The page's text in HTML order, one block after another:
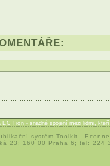
- snadné spojení mezi lidmi,
systém Toolkit -
23; 160 00 Praha 6; tel: 224